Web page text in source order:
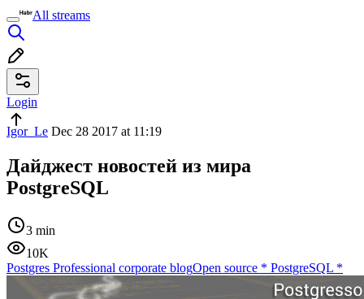
All streams
Login
Igor_Le Dec 28 2017 at 11:19
Дайджест новостей из мира
PostgreSQL
3 min
10K
Postgres Professional corporate blogOpen source * PostgreSQL *